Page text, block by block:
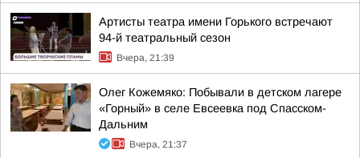
Артисты театра имени Горького встречают
94-й театральный сезон
Вчера, 21:39
Олег Кожемяко: Побывали в детском лагере
«Горный» в селе Евсеевка под Спасском-
Дальним
Вчера, 21:37